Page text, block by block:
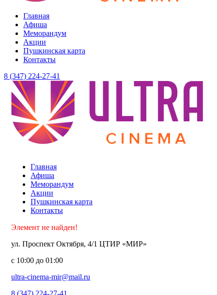
Главная
Афиша
Меморандум
Акции
Пушкинская карта
Контакты
8 (347) 224-27-41
Главная
Афиша
Меморандум
Акции
Пушкинская карта
Контакты
Элемент не найден!
ул. Проспект Октября, 4/1 ЦТИР «МИР»
с 10:00 до 01:00
ultra-cinema-mir@mail.ru
8 (347) 224-27-41